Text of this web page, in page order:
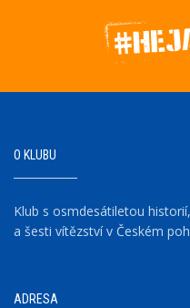
O KLUBU
Klub s osmdesátiletou
a šesti vítězství v Českém
ADRESA